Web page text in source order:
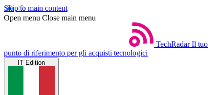
Skip to main content
Open menu Close main menu
TechRadar Il tuo
punto di riferimento per gli acquisti tecnologici
IT Edition